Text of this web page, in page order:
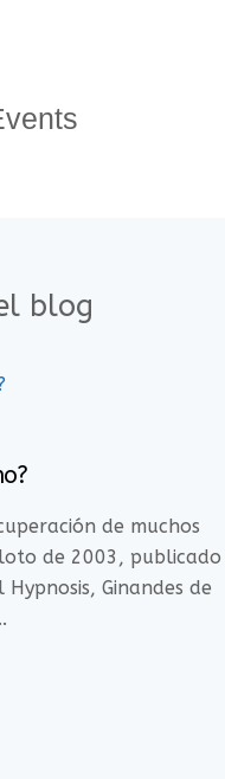
blog
de muchos
de 2003, publicado
Ginandes de